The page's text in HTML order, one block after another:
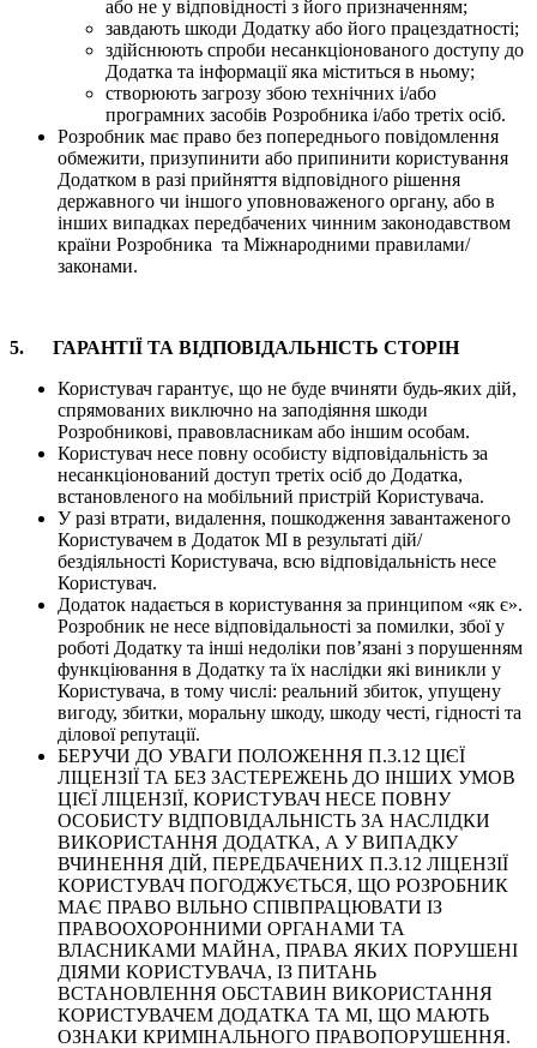
або не у відповідності з його призначенням;
завдають шкоди Додатку або його працездатності;
здійснюють спроби несанкціонованого доступу до
Додатка та інформації яка міститься в ньому;
створюють загрозу збою технічних і/або
програмних засобів Розробника і/або третіх осіб.
Розробник має право без попереднього повідомлення
обмежити, призупинити або припинити користування
Додатком в разі прийняття відповідного рішення
державного чи іншого уповноваженого органу, або в
інших випадках передбачених чинним законодавством
країни Розробника та Міжнародними правилами/
законами.
5. ГАРАНТІЇ ТА ВІДПОВІДАЛЬНІСТЬ СТОРІН
Користувач гарантує, що не буде вчиняти будь-яких дій,
спрямованих виключно на заподіяння шкоди
Розробникові, правовласникам або іншим особам.
Користувач несе повну особисту відповідальність за
несанкціонований доступ третіх осіб до Додатка,
встановленого на мобільний пристрій Користувача.
У разі втрати, видалення, пошкодження завантаженого
Користувачем в Додаток МІ в результаті дій/
бездіяльності Користувача, всю відповідальність несе
Користувач.
Додаток надається в користування за принципом «як є».
Розробник не несе відповідальності за помилки, збої у
роботі Додатку та інші недоліки пов’язані з порушенням
функціювання в Додатку та їх наслідки які виникли у
Користувача, в тому числі: реальний збиток, упущену
вигоду, збитки, моральну шкоду, шкоду честі, гідності та
ділової репутації.
БЕРУЧИ ДО УВАГИ ПОЛОЖЕННЯ П.3.12 ЦІЄЇ
ЛІЦЕНЗІЇ ТА БЕЗ ЗАСТЕРЕЖЕНЬ ДО ІНШИХ УМОВ
ЦІЄЇ ЛІЦЕНЗІЇ, КОРИСТУВАЧ НЕСЕ ПОВНУ
ОСОБИСТУ ВІДПОВІДАЛЬНІСТЬ ЗА НАСЛІДКИ
ВИКОРИСТАННЯ ДОДАТКА, А У ВИПАДКУ
ВЧИНЕННЯ ДІЙ, ПЕРЕДБАЧЕНИХ П.3.12 ЛІЦЕНЗІЇ
КОРИСТУВАЧ ПОГОДЖУЄТЬСЯ, ЩО РОЗРОБНИК
МАЄ ПРАВО ВІЛЬНО СПІВПРАЦЮВАТИ ІЗ
ПРАВООХОРОННИМИ ОРГАНАМИ ТА
ВЛАСНИКАМИ МАЙНА, ПРАВА ЯКИХ ПОРУШЕНІ
ДІЯМИ КОРИСТУВАЧА, ІЗ ПИТАНЬ
ВСТАНОВЛЕННЯ ОБСТАВИН ВИКОРИСТАННЯ
КОРИСТУВАЧЕМ ДОДАТКА ТА МІ, ЩО МАЮТЬ
ОЗНАКИ КРИМІНАЛЬНОГО ПРАВОПОРУШЕННЯ.